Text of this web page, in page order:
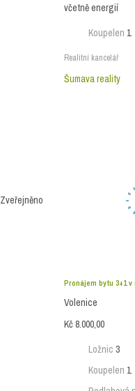
včetně energií
Koupelen 1
Realitní kancelář
Šumava reality
Zveřejněno
Pronájem bytu 3+1
Volenice
Kč 8.000,00
Ložnic 3
Koupelen 1